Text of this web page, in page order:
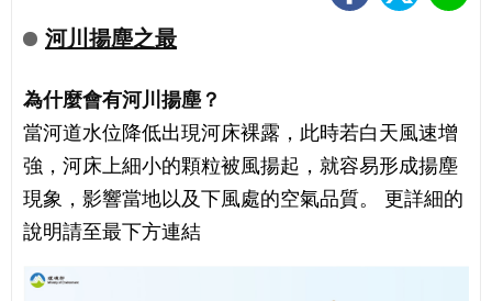
河川揚塵之最
為什麼會有河川揚塵？
當河道水位降低出現河床裸露，此時若白天風速增
強，河床上細小的顆粒被風揚起，就容易形成揚塵
現象，影響當地以及下風處的空氣品質。 更詳細的
說明請至最下方連結